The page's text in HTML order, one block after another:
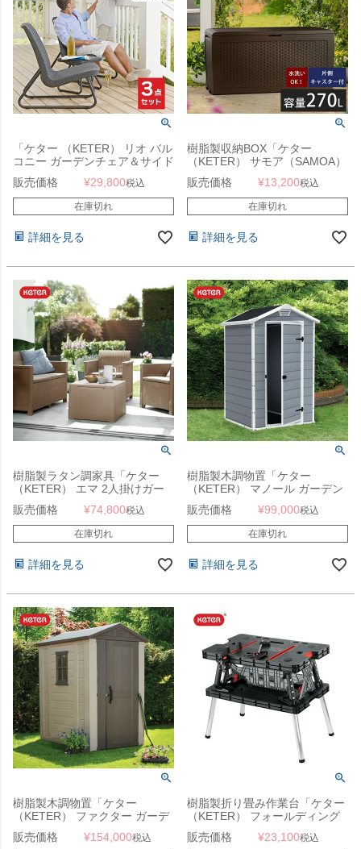
「ケター （KETER） リオ バル
コニー ガーデンチェア＆サイド
テーブル 3点セット グラファイ
ト 662431」
販売価格 ¥29,800税込
在庫切れ
詳細を見る
樹脂製収納BOX「ケター
（KETER） サモア（SAMOA）
ガーデンボックス 270L」
販売価格 ¥13,200税込
在庫切れ
詳細を見る
樹脂製ラタン調家具「ケター
（KETER） エマ 2人掛けガー
デンソファー＆収納付きガーデ
ンテーブル 4点セット （EMMA
2SEATER LOUNGE SET
148007）」
販売価格 ¥74,800税込
在庫切れ
詳細を見る
樹脂製木調物置「ケター
（KETER） マノール ガーデン
シェッド 4×3 （MANOR
4×3）」
販売価格 ¥99,000税込
在庫切れ
詳細を見る
樹脂製木調物置「ケター
（KETER） ファクター ガーデ
ンシェッド 4×6 （FACTOR
4×6）」
販売価格 ¥154,000税込
樹脂製折り畳み作業台「ケター
（KETER） フォールディング
ワークテーブル （Folding Work
Table）」
販売価格 ¥23,100税込